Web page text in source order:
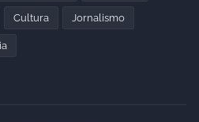
Cultura Jornalismo